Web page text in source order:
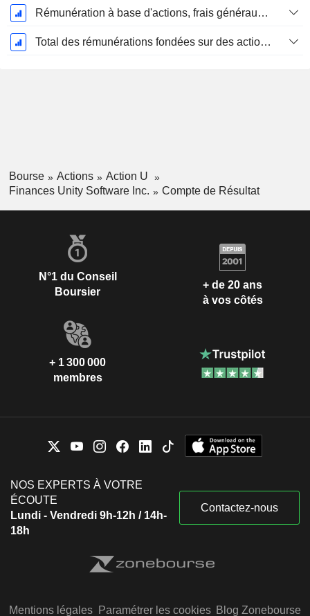
Rémunération à base d'actions, frais généraux et administratifs (total)
Total des rémunérations fondées sur des actions
Bourse Actions
Action U
Finances Unity Software Inc.
Compte de Résultat
N°1 du Conseil
Boursier
+ de 20 ans
à vos côtés
+ 1 300 000
membres
NOS EXPERTS À VOTRE
ÉCOUTE
Lundi - Vendredi 9h-12h / 14h-
18h
Contactez-nous
Mentions légales Paramétrer les cookies Blog Zonebourse